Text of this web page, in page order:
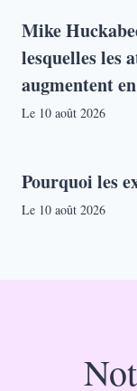
Mike
lesquelles les
augmentent
Le 10 août 2026
Pourquoi les
Le 10 août 2026